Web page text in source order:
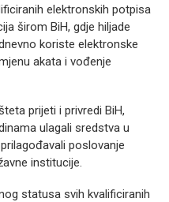
elektronskih potpisa
širom BiH, gdje hiljade
koriste elektronske
akata i vođenje
prijeti i privredi BiH,
ulagali sredstva u
poslovanje
institucije.
statusa svih kvalificiranih